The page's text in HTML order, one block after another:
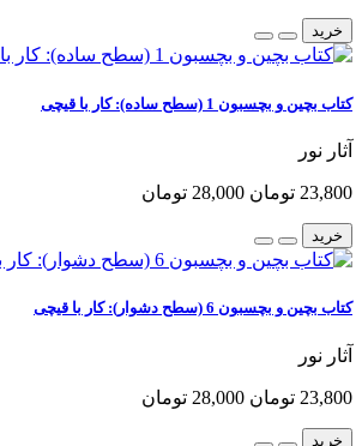
خرید
کتاب بچین و بچسبون 1 (سطح ساده): کار با قیچی
آثار نور
23,800 تومان 28,000 تومان
خرید
کتاب بچین و بچسبون 6 (سطح دشوار): کار با قیچی
آثار نور
23,800 تومان 28,000 تومان
خرید